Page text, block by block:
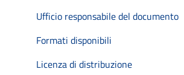
Ufficio responsabile del documento
Formati disponibili
Licenza di distribuzione